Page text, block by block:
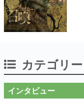
カテゴリ
インタビュー